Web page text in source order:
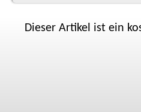
Dieser Artikel ist ein